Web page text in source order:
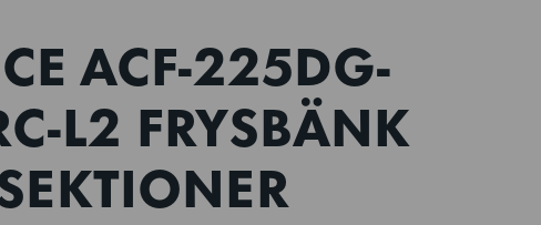
ACF-225DG-
L2 FRYSBÄNK